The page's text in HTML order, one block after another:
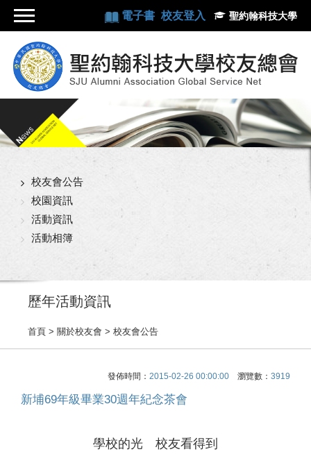
電子書 校友登入 聖約翰科技大學
校友會公告
校園資訊
活動資訊
活動相簿
歷年活動資訊
首頁 > 關於校友會 > 校友會公告
發佈時間： 2015-02-26 00:00:00 瀏覽數： 3919
新埔69年級畢業30週年紀念茶會
學校的光 校友看得到